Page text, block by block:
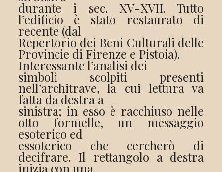
durante i sec. XV-XVII. Tutto
l’edificio è stato restaurato di
recente (dal
Repertorio dei Beni Culturali delle
Provincie di Firenze e Pistoia).
Interessante l’analisi dei
simboli scolpiti presenti
nell’architrave, la cui lettura va
fatta da destra a
sinistra; in esso è racchiuso nelle
otto formelle, un messaggio
esoterico ed
essoterico che cercherò di
decifrare. Il rettangolo a destra
inizia con una